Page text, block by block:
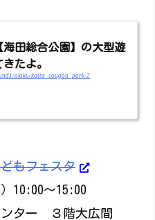
海田総合公園】の大型遊
たよ。
akiku/kaita_sougou_park-2
もフェスタ
10:00〜15:00
ンター ３階大広間